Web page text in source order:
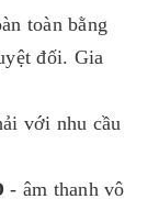
toàn bằng
đối. Gia
với nhu cầu
- âm thanh vô